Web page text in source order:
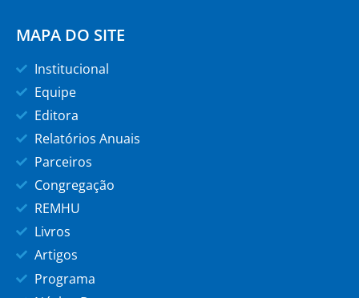
MAPA DO SITE
Institucional
Equipe
Editora
Relatórios Anuais
Parceiros
Congregação
REMHU
Livros
Artigos
Programa